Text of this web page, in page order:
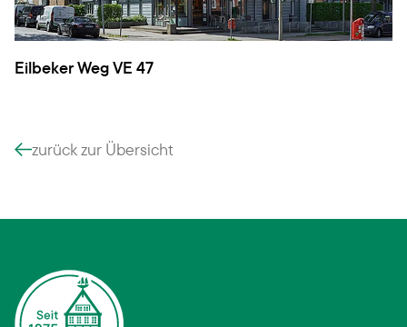
Eilbeker Weg VE 47
zurück zur Übersicht